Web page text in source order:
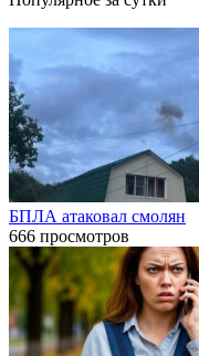
БПЛА атаковал смолян
666 просмотров